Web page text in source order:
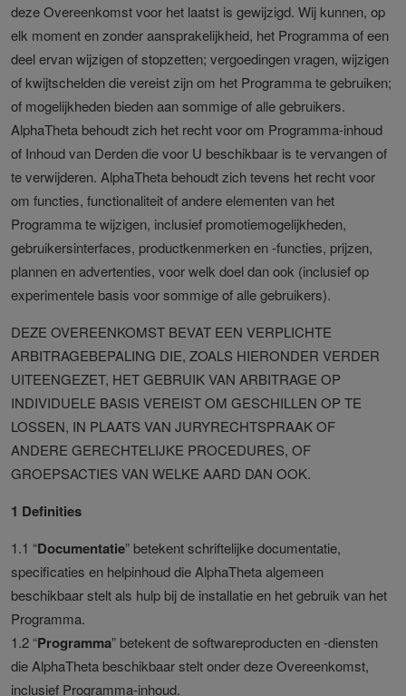
deze Overeenkomst voor het laatst is gewijzigd. Wij kunnen, op
elk moment en zonder aansprakelijkheid, het Programma of een
deel ervan wijzigen of stopzetten; vergoedingen vragen, wijzigen
of kwijtschelden die vereist zijn om het Programma te gebruiken;
of mogelijkheden bieden aan sommige of alle gebruikers.
AlphaTheta behoudt zich het recht voor om Programma-inhoud
of Inhoud van Derden die voor U beschikbaar is te vervangen of
te verwijderen. AlphaTheta behoudt zich tevens het recht voor
om functies, functionaliteit of andere elementen van het
Programma te wijzigen, inclusief promotiemogelijkheden,
gebruikersinterfaces, productkenmerken en -functies, prijzen,
plannen en advertenties, voor welk doel dan ook (inclusief op
experimentele basis voor sommige of alle gebruikers).
DEZE OVEREENKOMST BEVAT EEN VERPLICHTE
ARBITRAGEBEPALING DIE, ZOALS HIERONDER VERDER
UITEENGEZET, HET GEBRUIK VAN ARBITRAGE OP
INDIVIDUELE BASIS VEREIST OM GESCHILLEN OP TE
LOSSEN, IN PLAATS VAN JURYRECHTSPRAAK OF
ANDERE GERECHTELIJKE PROCEDURES, OF
GROEPSACTIES VAN WELKE AARD DAN OOK.
1 Definities
1.1 “Documentatie” betekent schriftelijke documentatie,
specificaties en helpinhoud die AlphaTheta algemeen
beschikbaar stelt als hulp bij de installatie en het gebruik van het
Programma.
1.2 “Programma” betekent de softwareproducten en -diensten
die AlphaTheta beschikbaar stelt onder deze Overeenkomst,
inclusief Programma-inhoud.